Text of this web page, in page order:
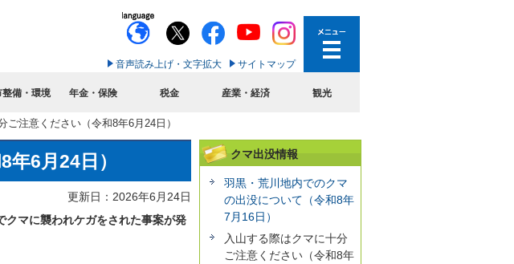
音声読み上げ・文字拡大 サイトマップ
整備・環境 年金・保険 税金 産業・経済 観光
ご注意ください（令和8年6月24日）
6月24日）
更新日：2026年6月24日
マに襲われケガをされた事案が発
クマ出没情報
羽黒・荒川地内でのクマ
の出没について（令和8年
7月16日）
入山する際はクマに十分
ご注意ください（令和8年